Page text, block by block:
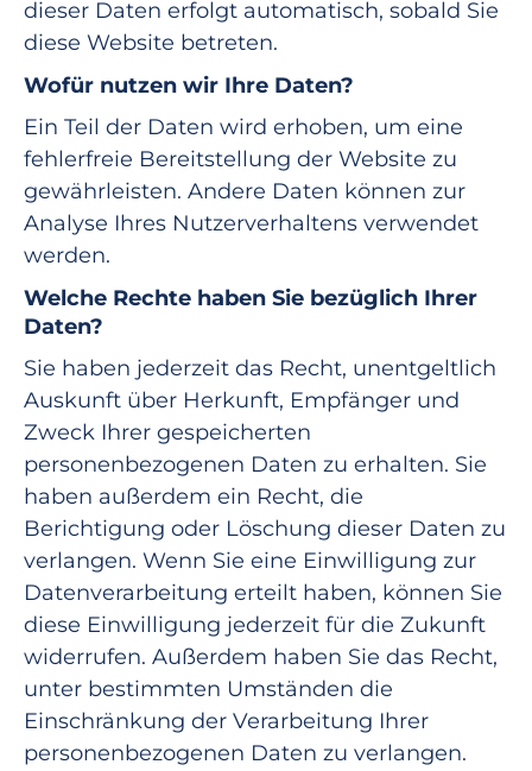
dieser Daten erfolgt automatisch, sobald Sie
diese Website betreten.
Wofür nutzen wir Ihre Daten?
Ein Teil der Daten wird erhoben, um eine
fehlerfreie Bereitstellung der Website zu
gewährleisten. Andere Daten können zur
Analyse Ihres Nutzerverhaltens verwendet
werden.
Welche Rechte haben Sie bezüglich Ihrer
Daten?
Sie haben jederzeit das Recht, unentgeltlich
Auskunft über Herkunft, Empfänger und
Zweck Ihrer gespeicherten
personenbezogenen Daten zu erhalten. Sie
haben außerdem ein Recht, die
Berichtigung oder Löschung dieser Daten zu
verlangen. Wenn Sie eine Einwilligung zur
Datenverarbeitung erteilt haben, können Sie
diese Einwilligung jederzeit für die Zukunft
widerrufen. Außerdem haben Sie das Recht,
unter bestimmten Umständen die
Einschränkung der Verarbeitung Ihrer
personenbezogenen Daten zu verlangen.